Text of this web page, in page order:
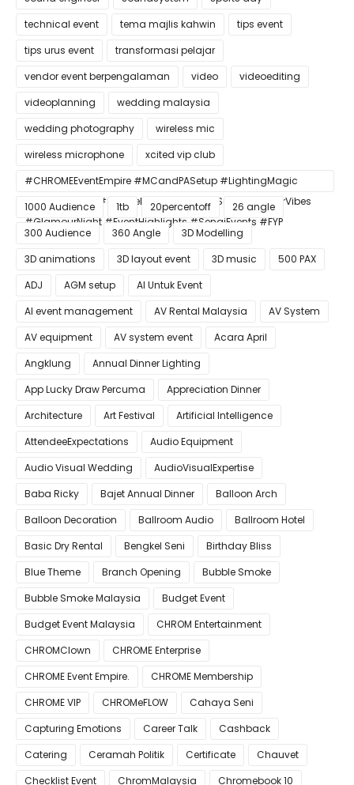
technical event
tema majlis kahwin
tips event
tips urus event
transformasi pelajar
vendor event berpengalaman
video
videoediting
videoplanning
wedding malaysia
wedding photography
wireless mic
wireless microphone
xcited vip club
#CHROMEEventEmpire #MCandPASetup #LightingMagic
#ConfettiBlast #SmokeEffect #ProEventSetup #DinnerVibes
#GlamourNight #EventHighlights #SenaiEvents #FYP
1000 Audience 1tb 20percentoff
26 angle
300 Audience
360 Angle
3D Modelling
3D animations
3D layout event 3D music
500 PAX
ADJ
AGM setup
AI Untuk Event
AI event management
AV Rental Malaysia
AV System
AV equipment
AV system event
Acara April
Angklung
Annual Dinner Lighting
App Lucky Draw Percuma
Appreciation Dinner
Architecture
Art Festival
Artificial Intelligence
AttendeeExpectations
Audio Equipment
Audio Visual Wedding
AudioVisualExpertise
Baba Ricky
Bajet Annual Dinner
Balloon Arch
Balloon Decoration
Ballroom Audio
Ballroom Hotel
Basic Dry Rental
Bengkel Seni
Birthday Bliss
Blue Theme
Branch Opening
Bubble Smoke
Bubble Smoke Malaysia
Budget Event
Budget Event Malaysia
CHROM Entertainment
CHROMClown
CHROME Enterprise
CHROME Event Empire.
CHROME Membership
CHROME VIP
CHROMeFLOW
Cahaya Seni
Capturing Emotions
Career Talk
Cashback
Catering
Ceramah Politik Certificate
Chauvet
Checklist Event
ChromMalaysia
Chromebook 10